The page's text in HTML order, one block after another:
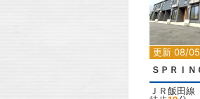
更新 08/05
ＪＲ飯田線